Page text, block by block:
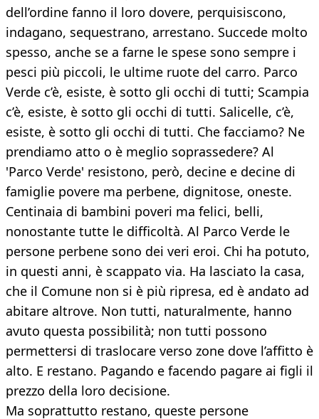
dell’ordine fanno il loro dovere, perquisiscono,
indagano, sequestrano, arrestano. Succede molto
spesso, anche se a farne le spese sono sempre i
pesci più piccoli, le ultime ruote del carro. Parco
Verde c’è, esiste, è sotto gli occhi di tutti; Scampia
c’è, esiste, è sotto gli occhi di tutti. Salicelle, c’è,
esiste, è sotto gli occhi di tutti. Che facciamo? Ne
prendiamo atto o è meglio soprassedere? Al
'Parco Verde' resistono, però, decine e decine di
famiglie povere ma perbene, dignitose, oneste.
Centinaia di bambini poveri ma felici, belli,
nonostante tutte le difficoltà. Al Parco Verde le
persone perbene sono dei veri eroi. Chi ha potuto,
in questi anni, è scappato via. Ha lasciato la casa,
che il Comune non si è più ripresa, ed è andato ad
abitare altrove. Non tutti, naturalmente, hanno
avuto questa possibilità; non tutti possono
permettersi di traslocare verso zone dove l’affitto è
alto. E restano. Pagando e facendo pagare ai figli il
prezzo della loro decisione.
Ma soprattutto restano, queste persone